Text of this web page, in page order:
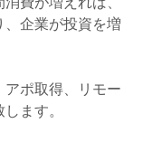
企業が投資を増
ポ取得、リモー
ます。